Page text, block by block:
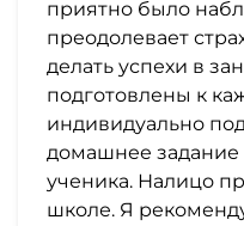
приятно было
преодолевает
делать успехи в
подготовлены к
индивидуально
домашнее
ученика. Налицо
школе. Я